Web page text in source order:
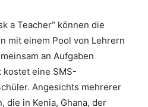
a Teacher“ können die
mit einem Pool von Lehrern
an Aufgaben
kostet eine SMS-
Angesichts mehrerer
die in Kenia, Ghana, der